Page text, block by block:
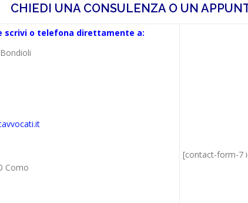
CHIEDI UNA CONSULENZA O UN
scrivi o telefona direttamente a:
Como
[contact-form-7